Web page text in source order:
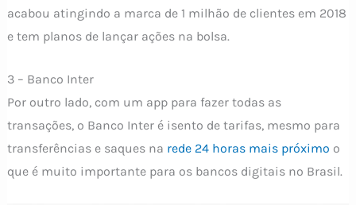
acabou atingindo a marca de 1 milhão de clientes em 2018
e tem planos de lançar ações na bolsa.
3 – Banco Inter
Por outro lado, com um app para fazer todas as
transações, o Banco Inter é isento de tarifas, mesmo para
transferências e saques na rede 24 horas mais próximo o
que é muito importante para os bancos digitais no Brasil.